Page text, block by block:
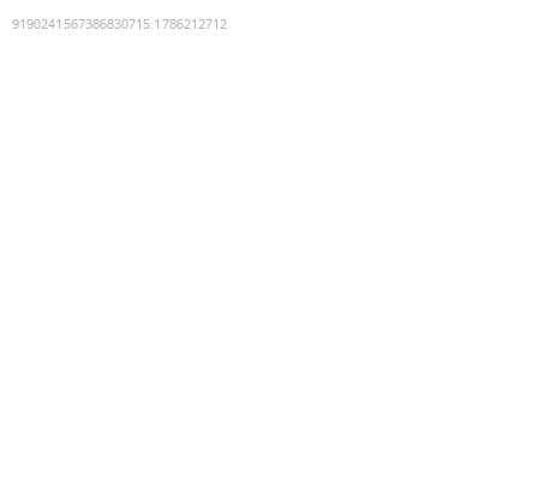
9190241567386830715:1786212712